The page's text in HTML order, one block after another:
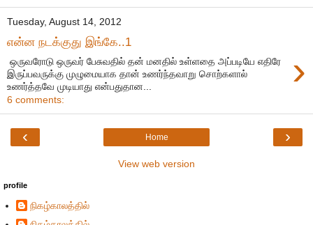
Tuesday, August 14, 2012
என்ன நடக்குது இங்கே..1
›
ஒருவரோடு ஒருவர் பேசுவதில் தன் மனதில் உள்ளதை அப்படியே எதிரே
இருப்பவருக்கு முழுமையாக தான் உணர்ந்தவாறு சொற்களால்
உணர்த்தவே முடியாது என்பதுதான...
6 comments:
‹ ›
Home
View web version
profile
நிகழ்காலத்தில்